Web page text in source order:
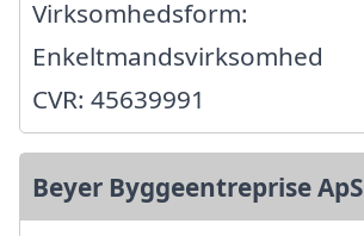
Virksomhedsform:
Enkeltmandsvirksomhed
CVR: 45639991
Beyer Byggeentreprise ApS